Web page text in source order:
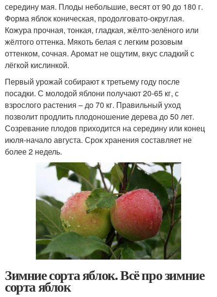
середину мая. Плоды небольшие, весят от 90 до 180 г.
Форма яблок коническая, продолговато-округлая.
Кожура прочная, тонкая, гладкая, жёлто-зелёного или
жёлтого оттенка. Мякоть белая с легким розовым
оттенком, сочная. Аромат не ощутим, вкус сладкий с
лёгкой кислинкой.
Первый урожай собирают к третьему году после
посадки. С молодой яблони получают 20-65 кг, с
взрослого растения – до 70 кг. Правильный уход
позволит продлить плодоношение дерева до 50 лет.
Созревание плодов приходится на середину или конец
июля-начало августа. Срок хранения составляет не
более 2 недель.
Зимние сорта яблок. Всё про зимние
сорта яблок